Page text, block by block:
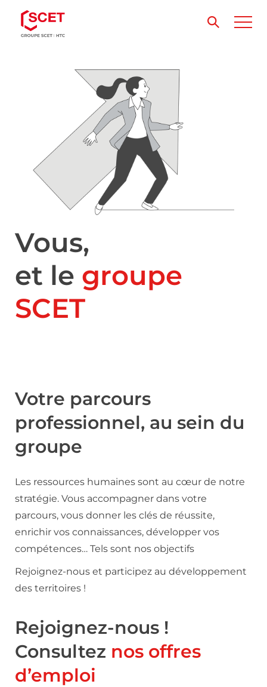
Vous,
et le groupe
SCET
Votre parcours
professionnel, au sein du
groupe
Les ressources humaines sont au cœur de notre
stratégie. Vous accompagner dans votre
parcours, vous donner les clés de réussite,
enrichir vos connaissances, développer vos
compétences… Tels sont nos objectifs
Rejoignez-nous et participez au développement
des territoires !
Rejoignez-nous !
Consultez nos offres
d’emploi